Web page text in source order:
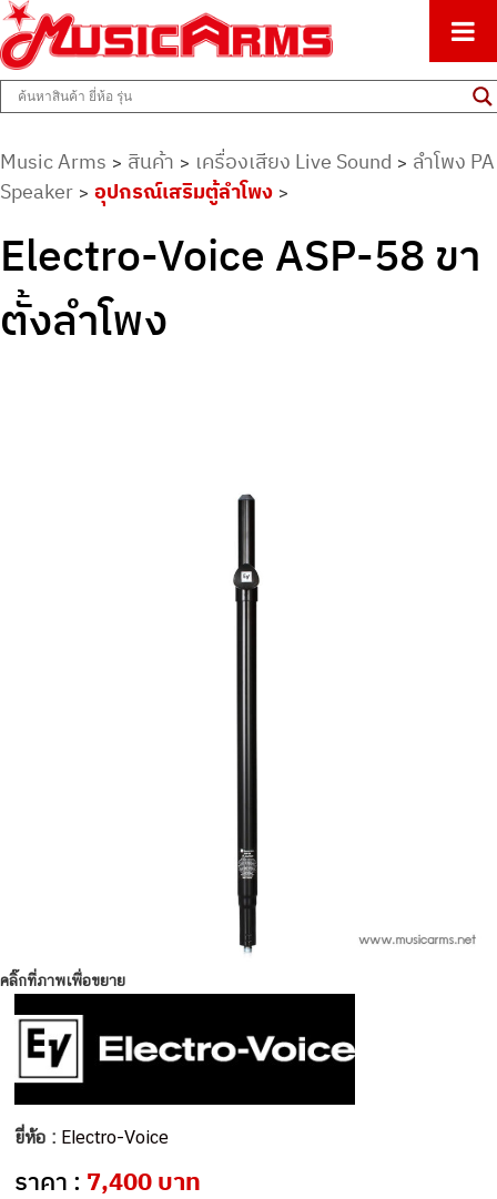
Music Arms
ศูนย์รวมครื่องดนตรีทุกชนิด ตั้งแต่เริ่มต้นถึงมืออาชีพ
Music Arms > สินค้า > เครื่องเสียง Live Sound > ลำโพง PA
Speaker > อุปกรณ์เสริมตู้ลำโพง >
Electro-Voice ASP-58 ขา
ตั้งลำโพง
คลิ๊กที่ภาพเพื่อขยาย
ยี่ห้อ : Electro-Voice
ราคา : 7,400 บาท